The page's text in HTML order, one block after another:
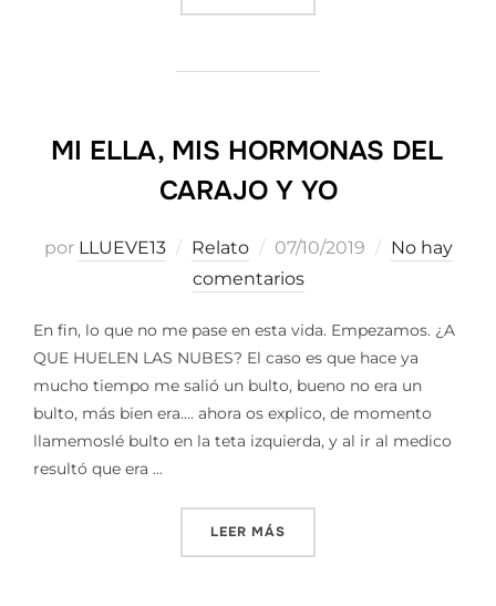
MI ELLA, MIS HORMONAS DEL
CARAJO Y YO
por LLUEVE13 Relato
Publicado
el
07/10/2019
No hay
comentarios
En fin, lo que no me pase en esta vida. Empezamos. ¿A
QUE HUELEN LAS NUBES? El caso es que hace ya
mucho tiempo me salió un bulto, bueno no era un
bulto, más bien era…. ahora os explico, de momento
llamemoslé bulto en la teta izquierda, y al ir al medico
resultó que era …
LEER MÁS